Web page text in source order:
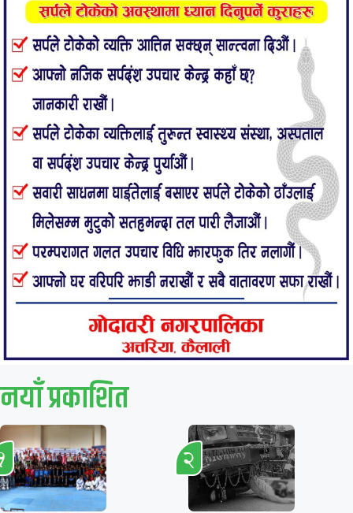
नयाँ प्रकाशित